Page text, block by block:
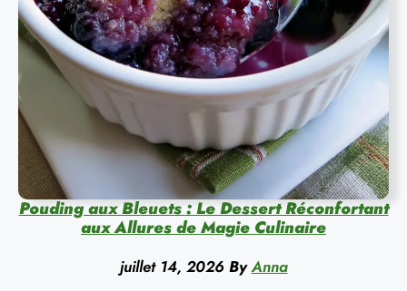
Pouding aux Bleuets : Le Dessert Réconfortant
aux Allures de Magie Culinaire
juillet 14, 2026 By Anna